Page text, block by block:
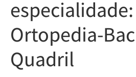
especialidade:
Ortopedia-
Quadril